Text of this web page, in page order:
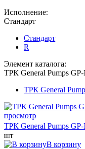
Исполнение:
Стандарт
Стандарт
R
Элемент каталога:
ТРК General Pumps
ТРК General
просмотр
ТРК General Pumps
шт
В корзину